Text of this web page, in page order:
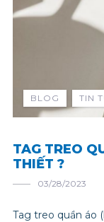
BLOG TIN
TAG TREO
THIẾT ?
03/28/2023
Tag treo quần áo